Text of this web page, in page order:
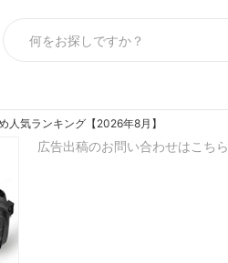
人気ランキング【2026年8月】
広告出稿のお問い合わせはこちら